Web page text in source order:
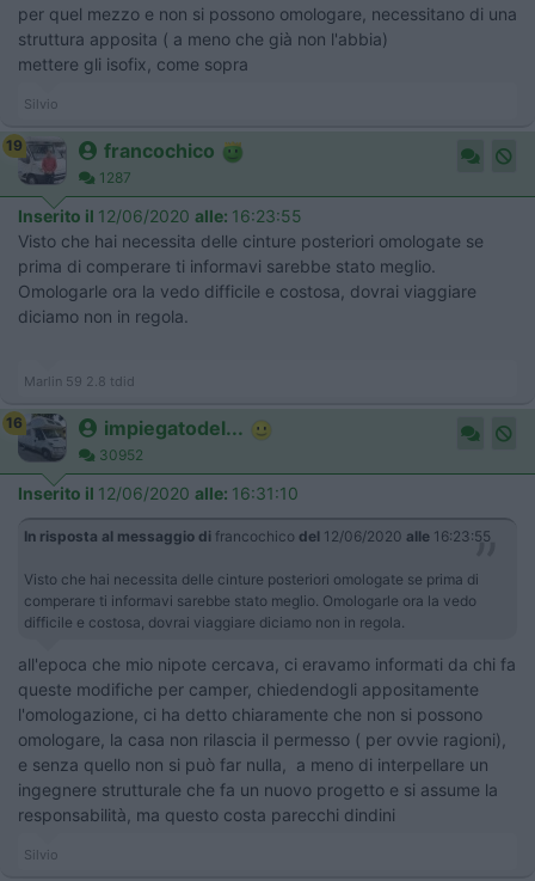
per quel mezzo e non si possono omologare, necessitano di una
struttura apposita ( a meno che già non l'abbia)
mettere gli isofix, come sopra
Silvio
19 francochico
1287
Inserito il 12/06/2020 alle: 16:23:55
Visto che hai necessita delle cinture posteriori omologate se
prima di comperare ti informavi sarebbe stato meglio.
Omologarle ora la vedo difficile e costosa, dovrai viaggiare
diciamo non in regola.
Marlin 59 2.8 tdid
16 impiegatodel...
30952
Inserito il 12/06/2020 alle: 16:31:10
In risposta al messaggio di francochico del 12/06/2020 alle 16:23:55
Visto che hai necessita delle cinture posteriori omologate se prima di
comperare ti informavi sarebbe stato meglio. Omologarle ora la vedo
difficile e costosa, dovrai viaggiare diciamo non in regola.
all'epoca che mio nipote cercava, ci eravamo informati da chi fa
queste modifiche per camper, chiedendogli appositamente
l'omologazione, ci ha detto chiaramente che non si possono
omologare, la casa non rilascia il permesso ( per ovvie ragioni),
e senza quello non si può far nulla, a meno di interpellare un
ingegnere strutturale che fa un nuovo progetto e si assume la
responsabilità, ma questo costa parecchi dindini
Silvio